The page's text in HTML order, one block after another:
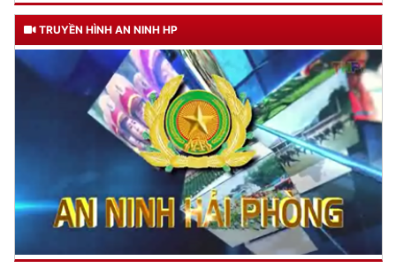
TRUYỀN HÌNH AN NINH HP